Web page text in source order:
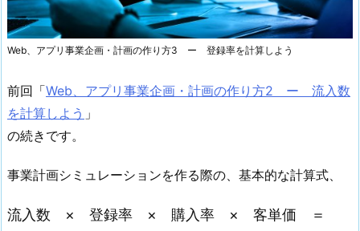
Web、アプリ事業企画・計画の作り方3 ー 登録率を計算しよう
前回「Web、アプリ事業企画・計画の作り方2 ー 流入数
を計算しよう 」
の続きです。
事業計画シミュレーションを作る際の、基本的な計算式、
流入数 × 登録率 × 購入率 × 客単価 ＝